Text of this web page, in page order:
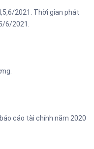
2021. Thời gian phát
6/2021.
cáo tài chính năm 2020